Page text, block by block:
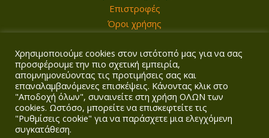
Επιστροφές
Όροι χρήσης
Ο λογαριασμός σας
Σύνδεση/Εγγραφή
Καλάθι
Ταμείο
Χρησιμοποιούμε cookies στον ιστότοπό μας για να σας
προσφέρουμε την πιο σχετική εμπειρία,
απομνημονεύοντας τις προτιμήσεις σας και
επαναλαμβανόμενες επισκέψεις. Κάνοντας κλικ στο
"Αποδοχή όλων", συναινείτε στη χρήση ΟΛΩΝ των
cookies. Ωστόσο, μπορείτε να επισκεφτείτε τις
"Ρυθμίσεις cookie" για να παράσχετε μια ελεγχόμενη
συγκατάθεση.